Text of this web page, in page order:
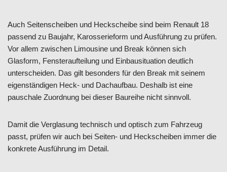
Auch Seitenscheiben und Heckscheibe sind beim Renault 18
passend zu Baujahr, Karosserieform und Ausführung zu prüfen.
Vor allem zwischen Limousine und Break können sich
Glasform, Fensteraufteilung und Einbausituation deutlich
unterscheiden. Das gilt besonders für den Break mit seinem
eigenständigen Heck- und Dachaufbau. Deshalb ist eine
pauschale Zuordnung bei dieser Baureihe nicht sinnvoll.
Damit die Verglasung technisch und optisch zum Fahrzeug
passt, prüfen wir auch bei Seiten- und Heckscheiben immer die
konkrete Ausführung im Detail.